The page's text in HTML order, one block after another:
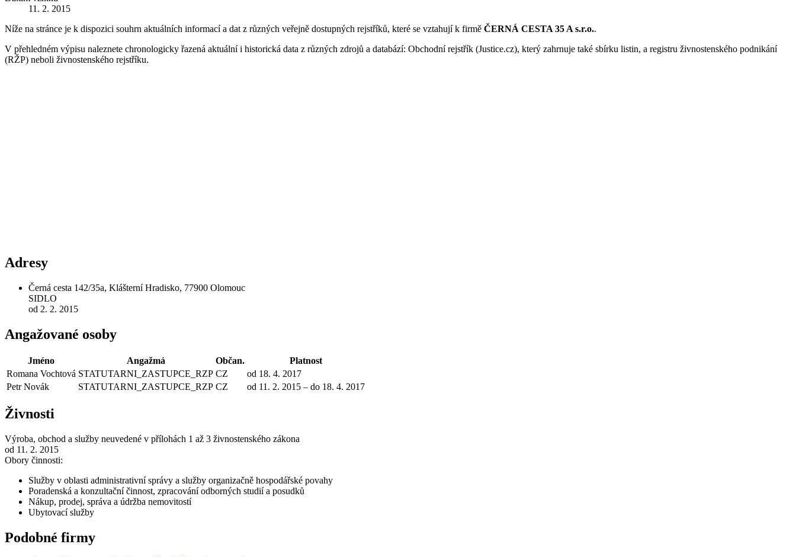
11. 2. 2015
Níže na stránce je k dispozici souhrn aktuálních informací a dat z různých veřejně dostupných rejstříků, které se vztahují k firmě ČERNÁ CESTA 35 A s.r.o..
V přehledném výpisu naleznete chronologicky řazená aktuální i historická data z různých zdrojů a databází: Obchodní rejstřík (Justice.cz), který zahrnuje také sbírku listin, a registru živnostenského podnikání
(RŽP) neboli živnostenského rejstříku.
Adresy
Černá cesta 142/35a, Klášterní Hradisko, 77900 Olomouc
SIDLO
od 2. 2. 2015
Angažované osoby
Jméno Angažmá Občan.
Platnost
Romana Vochtová STATUTARNI_ZASTUPCE_RZP CZ
od 18. 4. 2017
Petr Novák
STATUTARNI_ZASTUPCE_RZP CZ od 11. 2. 2015 – do 18. 4. 2017
Živnosti
Výroba, obchod a služby neuvedené v přílohách 1 až 3 živnostenského zákona
od 11. 2. 2015
Obory činnosti:
Služby v oblasti administrativní správy a služby organizačně hospodářské povahy
Poradenská a konzultační činnost, zpracování odborných studií a posudků
Nákup, prodej, správa a údržba nemovitostí
Ubytovací služby
Podobné firmy